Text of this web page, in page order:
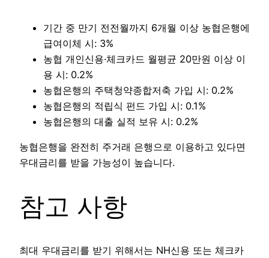
기간 중 만기 전전월까지 6개월 이상 농협은행에
급여이체 시: 3%
농협 개인신용·체크카드 월평균 20만원 이상 이
용 시: 0.2%
농협은행의 주택청약종합저축 가입 시: 0.2%
농협은행의 적립식 펀드 가입 시: 0.1%
농협은행의 대출 실적 보유 시: 0.2%
농협은행을 완전히 주거래 은행으로 이용하고 있다면
우대금리를 받을 가능성이 높습니다.
참고 사항
최대 우대금리를 받기 위해서는 NH신용 또는 체크카